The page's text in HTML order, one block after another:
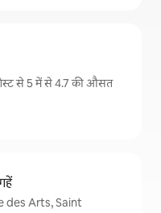
गेस्ट से 5 में से 4.7 की औसत
des Arts, Saint